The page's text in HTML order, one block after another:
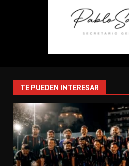
TE PUEDEN INTERESAR